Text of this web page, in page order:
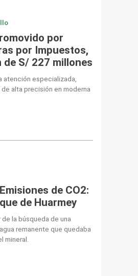
por
por Impuestos,
S/ 227 millones
atención especializada,
alta precisión en moderna
de CO2:
de Huarmey
la búsqueda de una
remanente que quedaba
mineral.